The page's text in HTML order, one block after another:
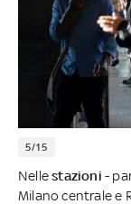
5/15
Nellestazioni-
Milano centrale e